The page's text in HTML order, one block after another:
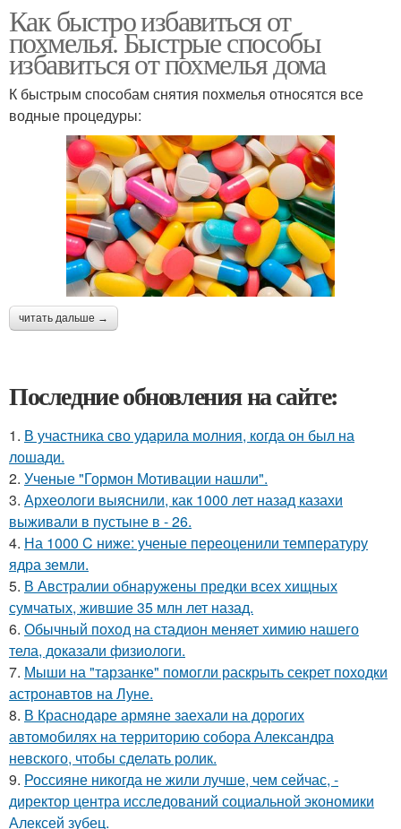
Как быстро избавиться от
похмелья. Быстрые способы
избавиться от похмелья дома
К быстрым способам снятия похмелья относятся все
водные процедуры:
читать дальше →
Последние обновления на сайте:
1. В участника сво ударила молния, когда он был на
лошади.
2. Ученые "Гормон Мотивации нашли".
3. Археологи выяснили, как 1000 лет назад казахи
выживали в пустыне в - 26.
4. На 1000 C ниже: ученые переоценили температуру
ядра земли.
5. В Австралии обнаружены предки всех хищных
сумчатых, жившие 35 млн лет назад.
6. Обычный поход на стадион меняет химию нашего
тела, доказали физиологи.
7. Мыши на "тарзанке" помогли раскрыть секрет походки
астронавтов на Луне.
8. В Краснодаре армяне заехали на дорогих
автомобилях на территорию собора Александра
невского, чтобы сделать ролик.
9. Россияне никогда не жили лучше, чем сейчас, -
директор центра исследований социальной экономики
Алексей зубец.